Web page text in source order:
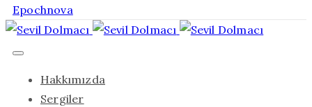
Epochnova
Hakkımızda
Sergiler